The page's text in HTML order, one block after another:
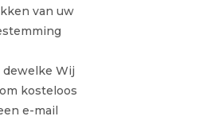
van uw
Wij
kosteloos
e-mail